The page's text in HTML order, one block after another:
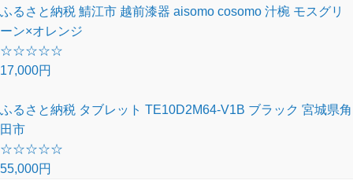
ふるさと納税 鯖江市 越前漆器 aisomo cosomo 汁椀 モスグリ
ーン×オレンジ
☆☆☆☆☆
17,000円
ふるさと納税 タブレット TE10D2M64-V1B ブラック 宮城県角
田市
☆☆☆☆☆
55,000円